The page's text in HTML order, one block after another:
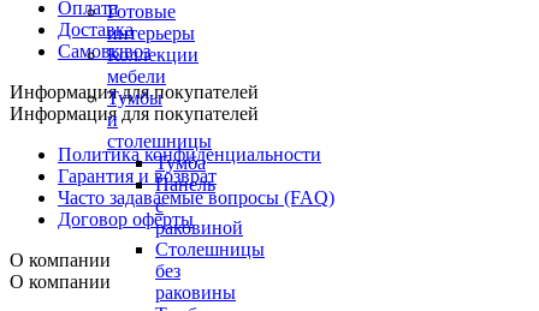
Готовые
интерьеры
Коллекции
мебели
Тумбы
и
столешницы
Тумба
Панель
с
раковиной
Столешницы
без
раковины
Оплата
Доставка
Самовывоз
Информация для покупателей
Информация для покупателей
Политика конфиденциальности
Гарантия и возврат
Часто задаваемые вопросы (FAQ)
Договор оферты
О компании
О компании